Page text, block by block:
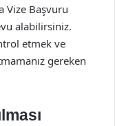
Vize Başvuru
alabilirsiniz.
etmek ve
gereken